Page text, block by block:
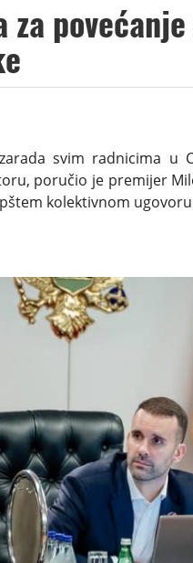
za
svim radnicima u
poručio je premijer
kolektivnom ugovoru